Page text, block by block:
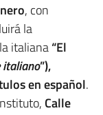
, con
la
italiana“El
italiano”),
en español.
Calle